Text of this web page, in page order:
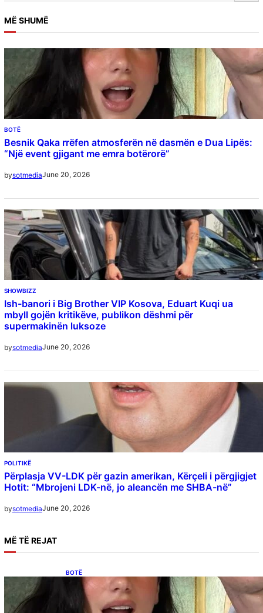
MË SHUMË
BOTË
Besnik Qaka rrëfen atmosferën në dasmën e Dua Lipës:
“Një event gjigant me emra botërorë”
bysotmediaJune 20, 2026
SHOWBIZZ
Ish-banori i Big Brother VIP Kosova, Eduart Kuqi ua
mbyll gojën kritikëve, publikon dëshmi për
supermakinën luksoze
bysotmediaJune 20, 2026
POLITIKË
Përplasja VV-LDK për gazin amerikan, Kërçeli i përgjigjet
Hotit: “Mbrojeni LDK-në, jo aleancën me SHBA-në”
bysotmediaJune 20, 2026
MË TË REJAT
BOTË
Besnik Qaka rrëfen atmosferën në dasmën e
Dua Lipës: “Një event gjigant me emra
botërorë”